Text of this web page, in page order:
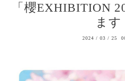
「櫻EXHIBITION
ます
2024 / 03 / 25